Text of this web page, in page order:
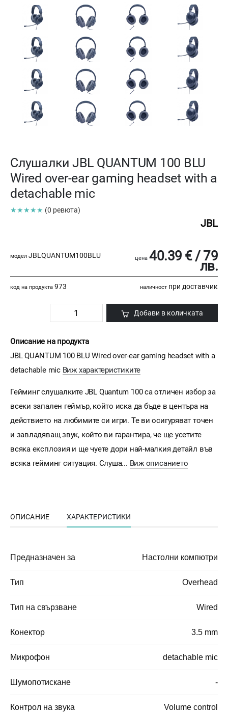
Слушалки JBL QUANTUM 100 BLU
Wired over-ear gaming headset with a
detachable mic
★★★★★ (0 ревюта)
JBL
модел JBLQUANTUM100BLU цена 40.39 € / 79
лв.
код на продукта 973 наличност при доставчик
Добави в количката
Описание на продукта
JBL QUANTUM 100 BLU Wired over-ear gaming headset with a
detachable mic Виж характеристиките
Гейминг слушалките JBL Quantum 100 са отличен избор за
всеки запален геймър, който иска да бъде в центъра на
действието на любимите си игри. Те ви осигуряват точен
и завладяващ звук, който ви гарантира, че ще усетите
всяка експлозия и ще чуете дори най-малкия детайл във
всяка гейминг ситуация. Слуша... Виж описанието
ОПИСАНИЕ ХАРАКТЕРИСТИКИ
Предназначен за Настолни компютри
Тип Overhead
Тип на свързване Wired
Конектор 3.5 mm
Микрофон detachable mic
Шумопотискане -
Контрол на звука Volume control